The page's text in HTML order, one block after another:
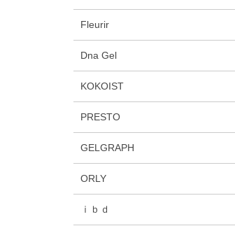
Fleurir
Dna Gel
KOKOIST
PRESTO
GELGRAPH
ORLY
ｉｂｄ